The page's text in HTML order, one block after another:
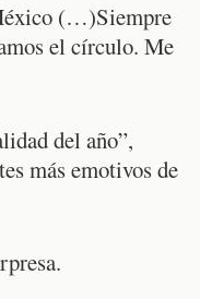
(…)Siempre
el círculo. Me
del año”,
más emotivos de